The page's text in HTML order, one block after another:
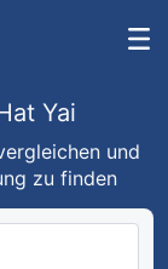
Yai
und
zu finden